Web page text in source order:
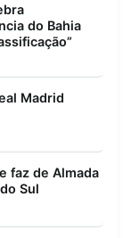
do Bahia
Madrid
faz de Almada
Sul